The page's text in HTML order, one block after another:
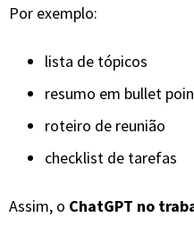
Por exemplo:
lista de tópicos
resumo em bullet
roteiro de reunião
checklist de tarefas
Assim, o ChatGPT no